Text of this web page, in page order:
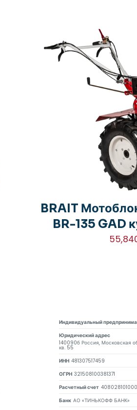
BRAIT
BR-135 GAD
Индивидуальный
Юридический адрес
140090б Россия, Московская
кв. 55
ИНН 481307517459
ОГРН 321508100381371
Расчетный счет
Банк АО «ТИНЬКОФФ БАНК»